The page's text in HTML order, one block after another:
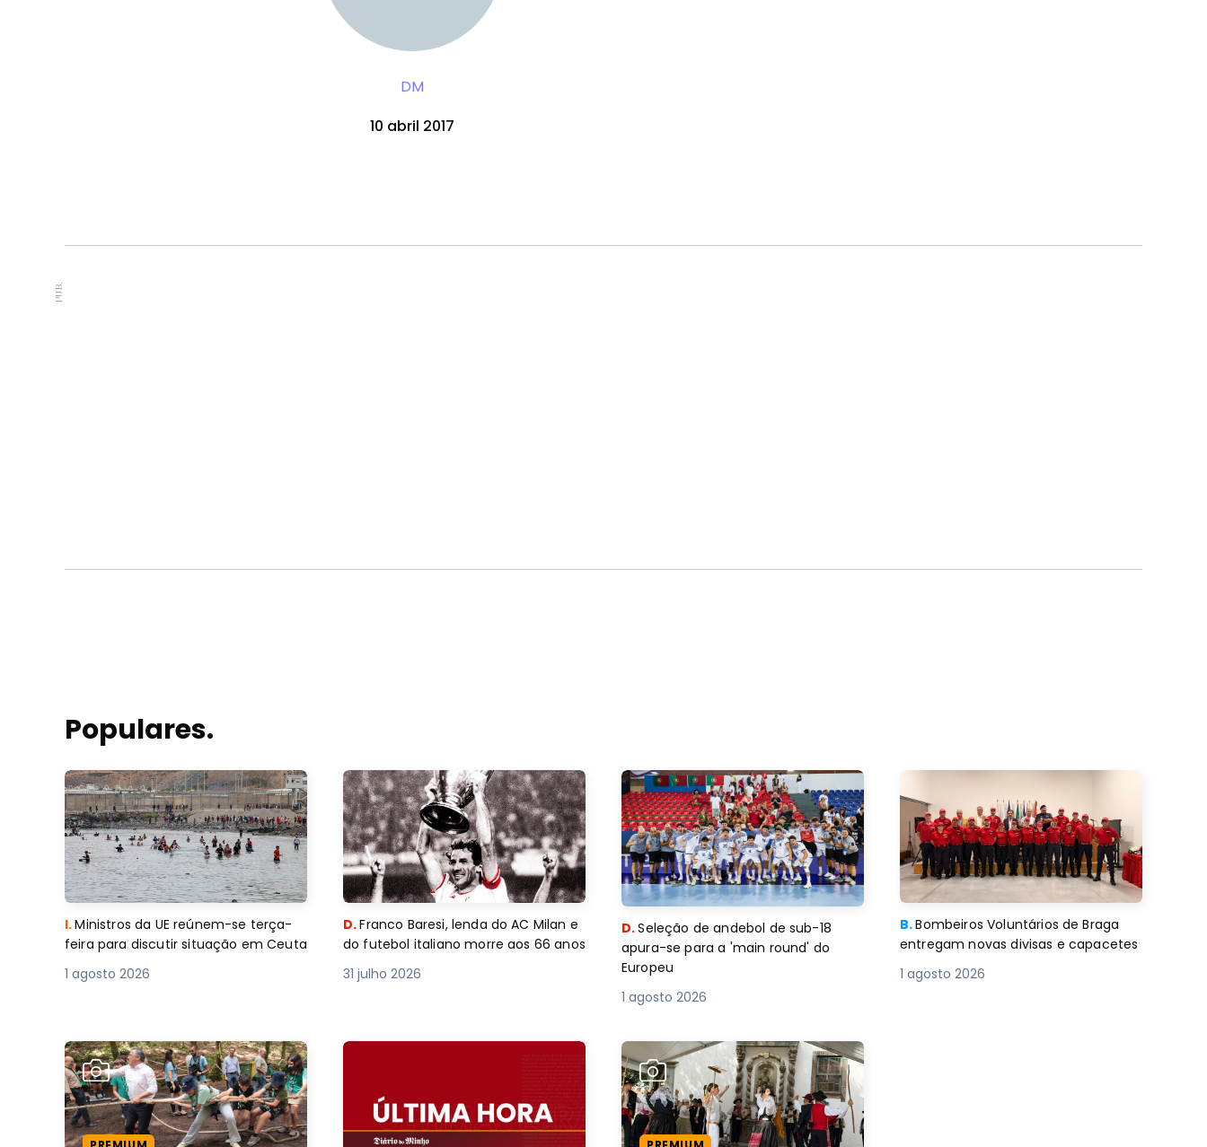
DM
10 abril 2017
PUB.
Populares.
I.Ministros da UE reúnem-se terça-
feira para discutir situação em Ceuta
1 agosto 2026
D.Franco Baresi, lenda do AC Milan e
do futebol italiano morre aos 66 anos
31 julho 2026
D.Seleção de andebol de sub-18
apura-se para a 'main round' do
Europeu
1 agosto 2026
B.Bombeiros Voluntários de Braga
entregam novas divisas e capacetes
1 agosto 2026